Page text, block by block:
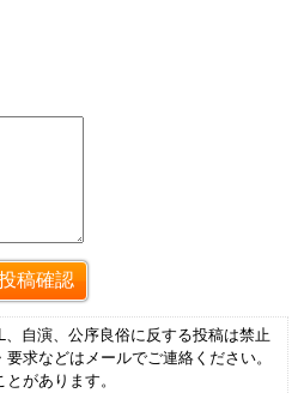
自演、公序良俗に反する投稿は禁止
求などはメールでご連絡ください。
があります。